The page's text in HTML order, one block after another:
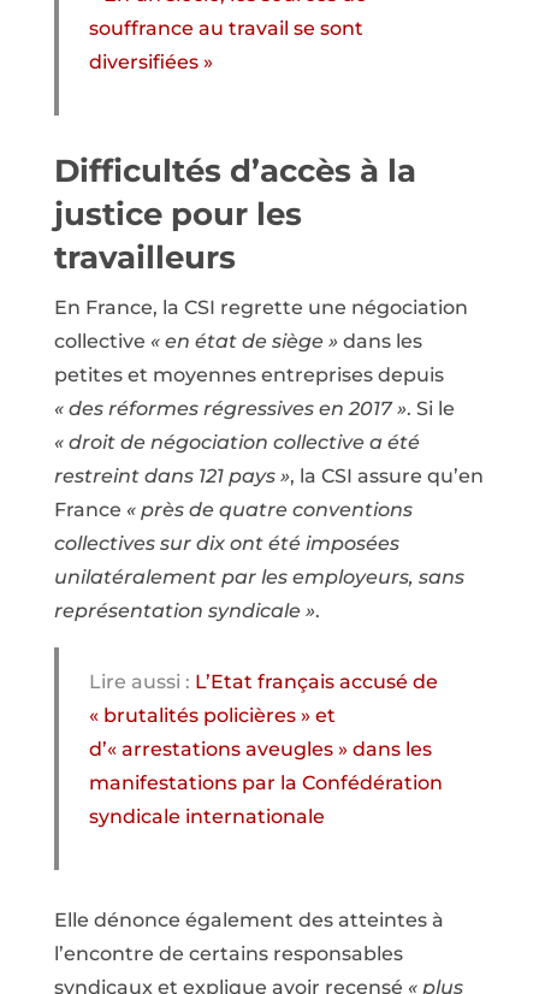
souffrance au travail se sont
diversifiées »
Difficultés d’accès à la
justice pour les
travailleurs
En France, la CSI regrette une négociation
collective « en état de siège »dans les
petites et moyennes entreprises depuis
« des réformes régressives en 2017 ». Si le
« droit de négociation collective a été
restreint dans 121 pays », la CSI assure qu’en
France « près de quatre conventions
collectives sur dix ont été imposées
unilatéralement par les employeurs, sans
représentation syndicale ».
Lire aussi : L’Etat français accusé de
« brutalités policières » et
d’« arrestations aveugles » dans les
manifestations par la Confédération
syndicale internationale
Elle dénonce également des atteintes à
l’encontre de certains responsables
syndicaux et explique avoir recensé « plus